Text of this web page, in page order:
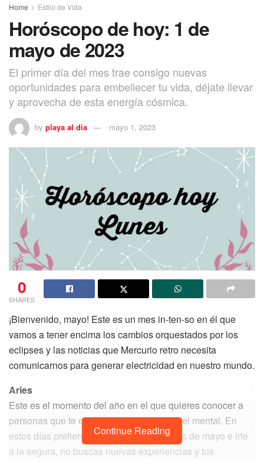
Home Estilo de Vida
Horóscopo de hoy: 1 de
mayo de 2023
El primer día del mes trae consigo nuevas
oportunidades para embellecer tu vida, déjate llevar
y aprovecha de esta energía cósmica.
by playa al dia mayo 1, 2023
0
SHARES
¡Bienvenido, mayo! Este es un mes in-ten-so en él que
vamos a tener encima los cambios orquestados por los
eclipses y las noticias que Mercurio retro necesita
comunicarnos para generar electricidad en nuestro mundo.
Aries
Este es el momento del año en el que quieres conocer a
personas que te estimulen y te reten a nivel mental. En
estos días prefieres revisar tus horóscopos de mayo e irte
a la segura, no buscas nuevas experiencias y tus
Continue Reading